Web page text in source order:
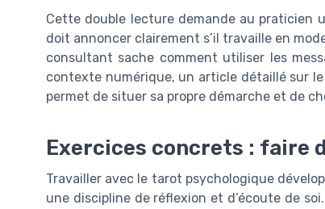
Cette double lecture demande au praticien
doit annoncer clairement s’il travaille en
consultant sache comment utiliser les
contexte numérique, un article détaillé sur le
permet de situer sa propre démarche et de
Exercices concrets : faire
Travailler avec le tarot psychologique
une discipline de réflexion et d’écoute de